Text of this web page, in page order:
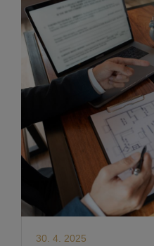
30. 4. 2025